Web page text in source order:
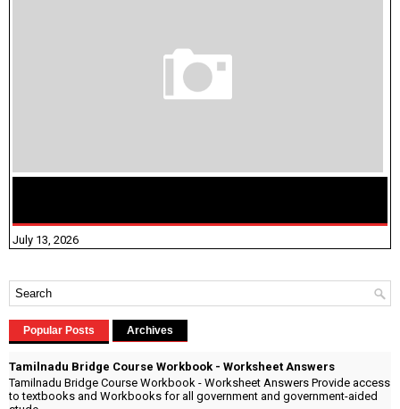
July 13, 2026
Popular Posts Archives
Tamilnadu Bridge Course Workbook - Worksheet Answers
Tamilnadu Bridge Course Workbook - Worksheet Answers Provide access
to textbooks and Workbooks for all government and government-aided